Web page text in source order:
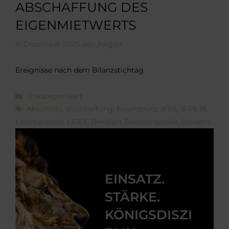
ABSCHAFFUNG DES
EIGENMIETWERTS
9. Dezember 2025 von jhagen
Ereignisse nach dem Bilanzstichtag
Kategorien
Unkategorisiert
Schlagwörter
Abschluss , Buchhaltung, Finanzplatz, IFRS, IFRS 18,
Liechtenstein, LIREX, Revision, Revisionsstelle, Steuern
EINSATZ.
STÄRKE.
KÖNIGSDISZI